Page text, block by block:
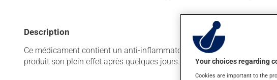
Description
Ce médicament contient un anti-inflammatoire topique de la famille
produit son plein effet après quelques jours.
Your choices regarding
Cookies are important to the